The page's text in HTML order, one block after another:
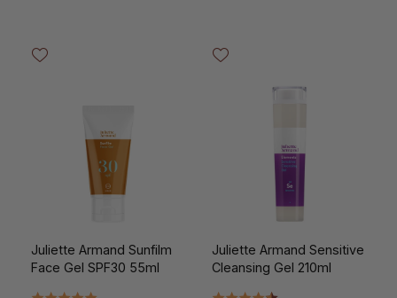
Juliette Armand Sunfilm
Face Gel SPF30 55ml
Juliette Armand Sensitive
Cleansing Gel 210ml